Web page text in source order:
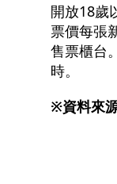
開放18歲
票價每張
售票櫃台
時。
※資料來